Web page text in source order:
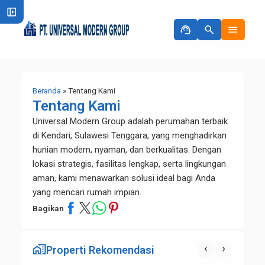
support_agent search menu
Beranda »Tentang Kami
Tentang Kami
Universal Modern Group adalah perumahan terbaik
di Kendari, Sulawesi Tenggara, yang menghadirkan
hunian modern, nyaman, dan berkualitas. Dengan
lokasi strategis, fasilitas lengkap, serta lingkungan
aman, kami menawarkan solusi ideal bagi Anda
yang mencari rumah impian.
Bagikan
maps_home_workProperti Rekomendasi ‹ ›
left_panel_open